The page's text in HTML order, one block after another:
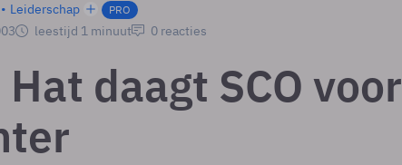
Leiderschap PRO
leestijd 1 minuut 0 reacties
Hat daagt SCO voor